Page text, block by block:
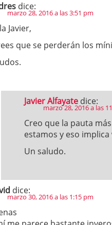
dice:
marzo 28, 2016 a las 3:51 pm
Javier,
que se perderán los
Javier Alfayate dice:
marzo 28, 2016 a las
Creo que la pauta
estamos y eso
Un saludo.
dice:
marzo 30, 2016 a las 1:15 pm